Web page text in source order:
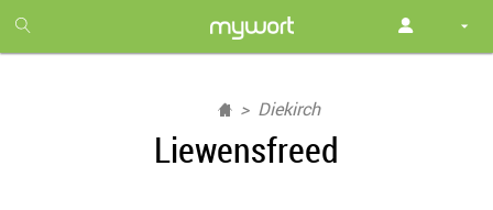
month
free
Diekirch
Liewensfreed